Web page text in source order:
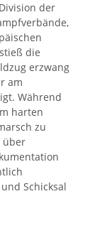
der
die
erzwang
am
Während
harten
zu
über
Schicksal